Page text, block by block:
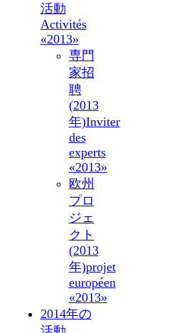
活動
Activités
«2013»
専門
家招
聘
(2013
年)Inviter
des
experts
«2013»
欧州
プロ
ジェ
クト
(2013
年)projet
européen
«2013»
2014年の